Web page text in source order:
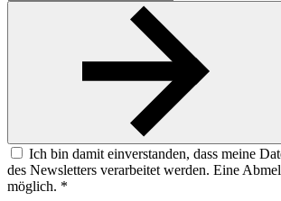
Ich bin damit einverstanden, dass meine
des Newsletters verarbeitet werden. Eine
möglich. *